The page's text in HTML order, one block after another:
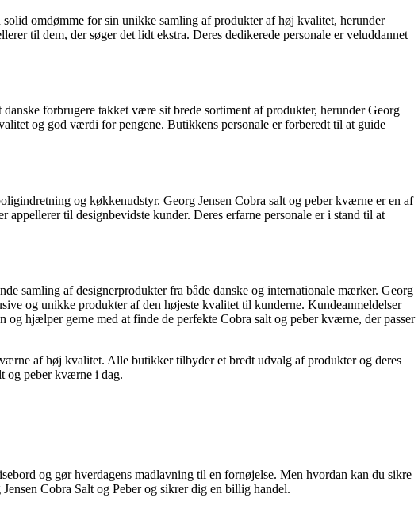
omdømme for sin unikke samling af produkter af høj kvalitet, herunder
til dem, der søger det lidt ekstra. Deres dedikerede personale er veluddannet
forbrugere takket være sit brede sortiment af produkter, herunder Georg
og god værdi for pengene. Butikkens personale er forberedt til at guide
og køkkenudstyr. Georg Jensen Cobra salt og peber kværne er en af
til designbevidste kunder. Deres erfarne personale er i stand til at
samling af designerprodukter fra både danske og internationale mærker. Georg
og unikke produkter af den højeste kvalitet til kunderne. Kundeanmeldelser
hjælper gerne med at finde de perfekte Cobra salt og peber kværne, der passer
af høj kvalitet. Alle butikker tilbyder et bredt udvalg af produkter og deres
og peber kværne i dag.
og gør hverdagens madlavning til en fornøjelse. Men hvordan kan du sikre
Cobra Salt og Peber og sikrer dig en billig handel.